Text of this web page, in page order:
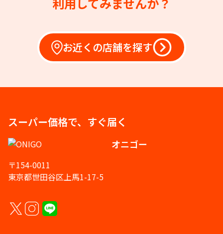
お近くの店舗を探す
スーパー価格で、すぐ届く
オニゴー
〒154-0011
東京都世田谷区上馬1-17-5